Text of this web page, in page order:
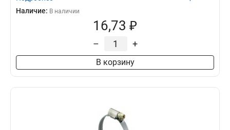
Наличие: В наличии
16,73 ₽
– +
В корзину